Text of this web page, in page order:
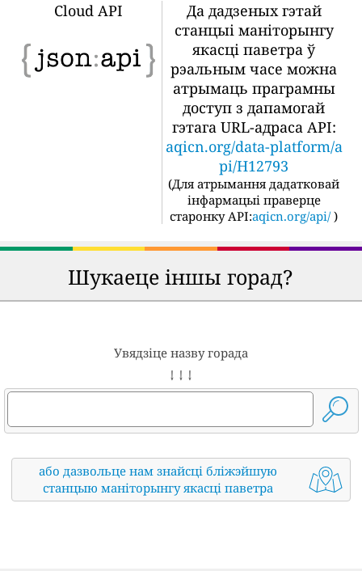
Cloud API
Да дадзеных гэтай
станцыі маніторынгу
якасці паветра ў
рэальным часе можна
атрымаць праграмны
доступ з дапамогай
гэтага URL-адраса API:
aqicn.org/data-platform/a
pi/H12793
(Для атрымання дадатковай
інфармацыі праверце
старонку API:aqicn.org/api/ )
Шукаеце іншы горад?
Увядзіце назву горада
↓ ↓ ↓
або дазвольце нам знайсці бліжэйшую
станцыю маніторынгу якасці паветра